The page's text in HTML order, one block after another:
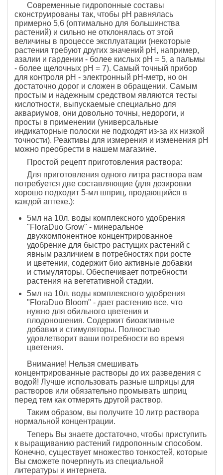
Современные гидропонные составы
сконструированы так, чтобы рН равнялась
примерно 5,6 (оптимально для большинства
растений) и сильно не отклонялась от этой
величины в процессе эксплуатации (некоторые
растения требуют других значений рН, например,
азалии и гардении - более кислых рН = 5, а пальмы
- более щелочных рН = 7). Самый точный прибор
для контроля рН - электронный рН-метр, но он
достаточно дорог и сложен в обращении. Самым
простым и надежным средством являются тесты
кислотности, выпускаемые специально для
аквариумов, они довольно точны, недороги, и
просты в применении (универсальные
индикаторные полоски не подходят из-за их низкой
точности). Реактивы для измерения и изменения рН
можно преобрести в нашем магазине.
Простой рецепт приготовления раствора:
Для приготовления одного литра раствора вам
потребуется две составляющие (для дозировки
хорошо подходит 5-мл шприц, продающийся в
каждой аптеке.):
5мл на 10л. воды комплексного удобрения
"FloraDuo Grow" - минеральное
двухкомпонентное концентрированное
удобрение для быстро растущих растений с
явным различием в потребностях при росте
и цветении, содержит био активные добавки
и стимуляторы. Обеспечивает потребности
растения на вегетативной стадии.
5мл на 10л. воды комплексного удобрения
"FloraDuo Bloom" - дает растению все, что
нужно для обильного цветения и
плодоношения. Содержит биоактивные
добавки и стимуляторы. Полностью
удовлетворит ваши потребности во время
цветения.
Внимание! Нельзя смешивать
концентрированные растворы до их разведения с
водой! Лучше использовать разные шприцы для
растворов или обязательно промывать шприц
перед тем как отмерять другой раствор.
Таким образом, вы получите 10 литр раствора
нормальной концентрации.
Теперь Вы знаете достаточно, чтобы приступить
к выращиванию растений гидропонным способом.
Конечно, существует множество тонкостей, которые
Вы сможете почерпнуть из специальной
литературы и интернета.